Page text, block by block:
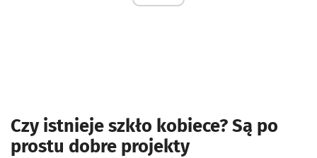
Czy istnieje szkło kobiece? Są po
prostu dobre projekty